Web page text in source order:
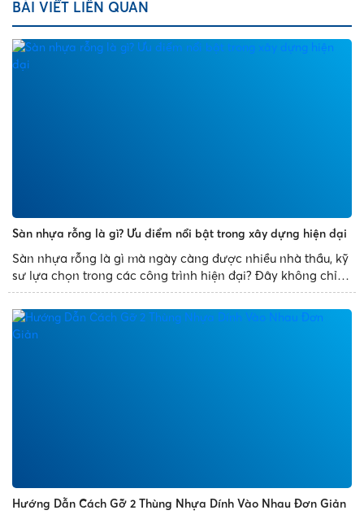
BÀI VIẾT LIÊN QUAN
Sàn nhựa rỗng là gì? Ưu điểm nổi bật trong xây dựng hiện đại
Sàn nhựa rỗng là gì mà ngày càng được nhiều nhà thầu, kỹ
sư lựa chọn trong các công trình hiện đại? Đây không chỉ là
giải pháp thay thế cho sàn bê tông truyền thống mà còn
mang đến nhiều ưu điểm vượt trội như giảm trọng tải...
Hướng Dẫn Cách Gỡ 2 Thùng Nhựa Dính Vào Nhau Đơn Giản